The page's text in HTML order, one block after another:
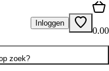
Inloggen
0.00
zoek?